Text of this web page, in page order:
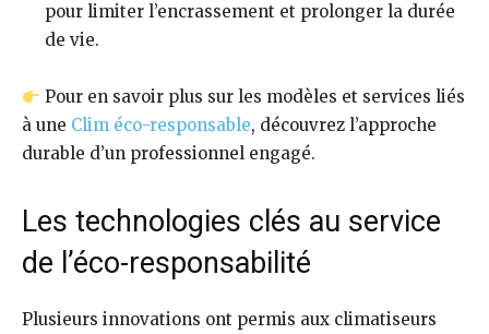
pour limiter l’encrassement et prolonger la durée
de vie.
Pour en savoir plus sur les modèles et services liés
à une Clim éco-responsable, découvrez l’approche
durable d’un professionnel engagé.
Les technologies clés au service
de l’éco-responsabilité
Plusieurs innovations ont permis aux climatiseurs